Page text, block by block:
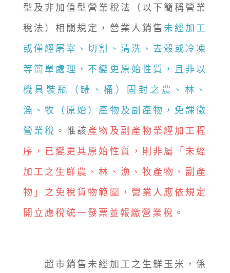
型及非加值型營業稅法（以下簡稱營業
稅法）相關規定，營業人銷售 未經加工
或僅經屠宰、切割、清洗、去殼或冷凍
等簡單處理，不變更原始性質，且非以
機具裝瓶（罐、桶）固封之農、林、
漁、牧（原始）產物及副產物，免課徵
營業稅 。惟該 產物及副產物業經加工程
序，已變更其原始性質，則非屬「未經
加工之生鮮農、林、漁、牧產物、副產
物」之免稅貨物範圍，營業人應依規定
開立應稅統一發票並報繳營業稅 。
超市銷售未經加工之生鮮玉米，係